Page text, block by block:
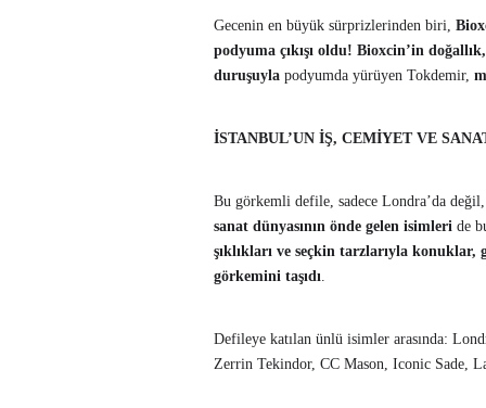
Gecenin en büyük sürprizlerinden biri,
podyuma çıkışı oldu! Bioxcin’in
duruşuyla podyumda yürüyen Tokdemir,
İSTANBUL’UN İŞ, CEMİYET VE
Bu görkemli defile, sadece Londra’da değil,
sanat dünyasının önde gelen isimleri de
şıklıkları ve seçkin tarzlarıyla konuklar,
görkemini taşıdı.
Defileye katılan ünlü isimler arasında:
Zerrin Tekindor, CC Mason, Iconic Sade,